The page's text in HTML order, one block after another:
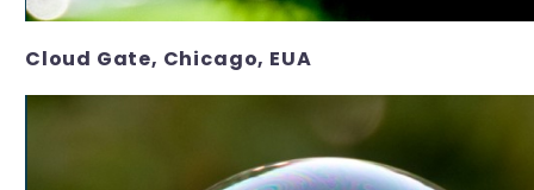
Cloud Gate, Chicago, EUA